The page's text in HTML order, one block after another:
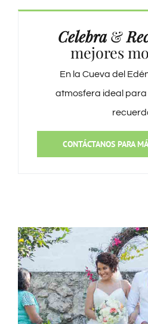
Celebra &
mejores
En la Cueva del
atmosfera ideal para
CONTÁCTANOS PARA